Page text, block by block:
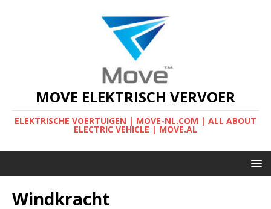
MOVE ELEKTRISCH VERVOER
ELEKTRISCHE VOERTUIGEN | MOVE-NL.COM | ALL ABOUT
ELECTRIC VEHICLE | MOVE.AL
Windkracht